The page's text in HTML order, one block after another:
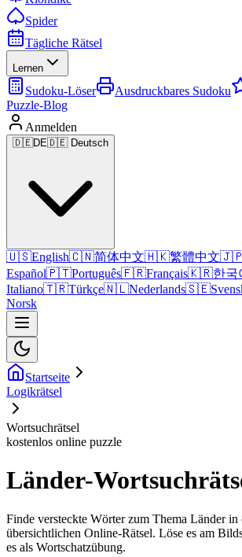
Spider
Tägliche Rätsel
Lernen
Sudoku-Löser Ausdruckbares Sudoku
Puzzle-Blog
Anmelden
🇩🇪DE🇩🇪 Deutsch
🇺🇸English🇨🇳简体中文🇭🇰繁體中文
Español🇵🇹Português🇫🇷Français🇰🇷한국
Italiano🇹🇷Türkçe🇳🇱Nederlands🇸🇪
Norsk
Startseite
Logikrätsel
Wortsuchrätsel
kostenlos online puzzle
Länder-
Finde versteckte Wörter zum Thema Länder in
übersichtlichen Online-Rätsel. Löse es am
es als Wortschatzübung.